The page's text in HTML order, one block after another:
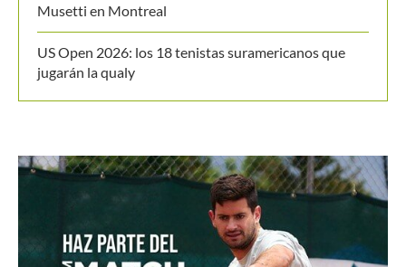
Musetti en Montreal
US Open 2026: los 18 tenistas suramericanos que
jugarán la qualy